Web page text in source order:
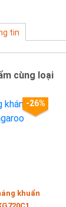
tin
cùng loại
-26%
khuẩn